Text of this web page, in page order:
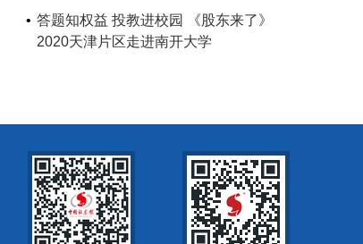
答题知权益 投教进校园 《股东来了》
2020天津片区走进南开大学